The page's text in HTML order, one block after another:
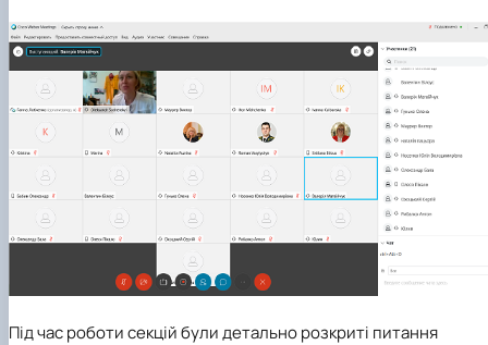
Під час роботи секцій були детально розкриті питання